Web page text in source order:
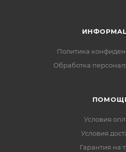
Политика
Обработка
Условия
Условия
Гарантия на